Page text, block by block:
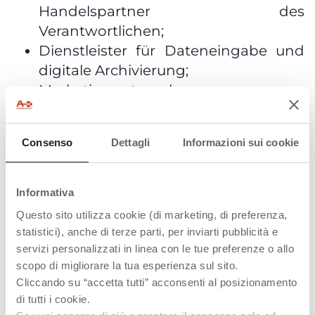
Consenso Dettagli Informazioni sui cookie
Informativa
Questo sito utilizza cookie (di marketing, di preferenza,
statistici), anche di terze parti, per inviarti pubblicità e
servizi personalizzati in linea con le tue preferenze o allo
scopo di migliorare la tua esperienza sul sito.
Cliccando su “accetta tutti” acconsenti al posizionamento
di tutti i cookie.
Handelspartner des
Verantwortlichen;
Dienstleister für Dateneingabe und
digitale Archivierung;
Marketingunternehmen.
ausschliesslich zu vorstehend
aufgeführten Zwecken gemäss
Einwilligung durch die betroffene Person.
nicht der Offenlegung.
4. DATENÜBERMITTLUNG INS
AUSLAND
Personenbezogene Daten werden